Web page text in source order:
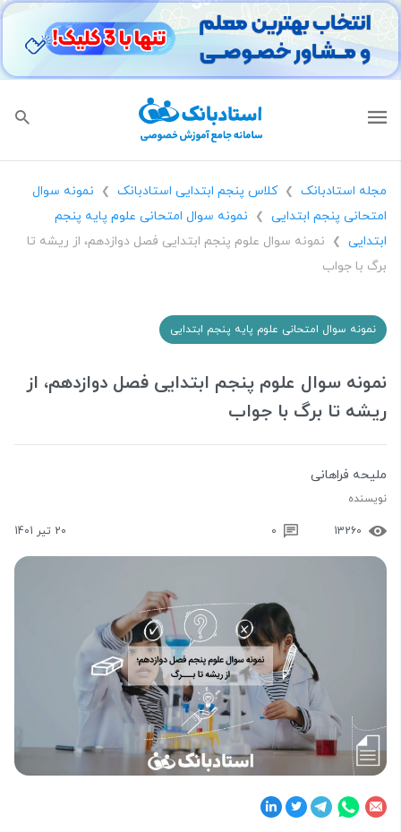
مجله استادبانک ❯ کلاس پنجم ابتدایی استادبانک ❯
نمونه سوال
امتحانی پنجم ابتدایی
❯
نمونه سوال امتحانی علوم پایه پنجم
ابتدایی
❯
نمونه سوال علوم پنجم ابتدایی فصل دوازدهم، از ریشه تا
برگ با جواب
نمونه سوال امتحانی علوم پایه پنجم ابتدایی
نمونه سوال علوم پنجم ابتدایی فصل دوازدهم، از
ریشه تا برگ با جواب
ملیحه فراهانی
نویسنده
13260
0 20 تیر 1401